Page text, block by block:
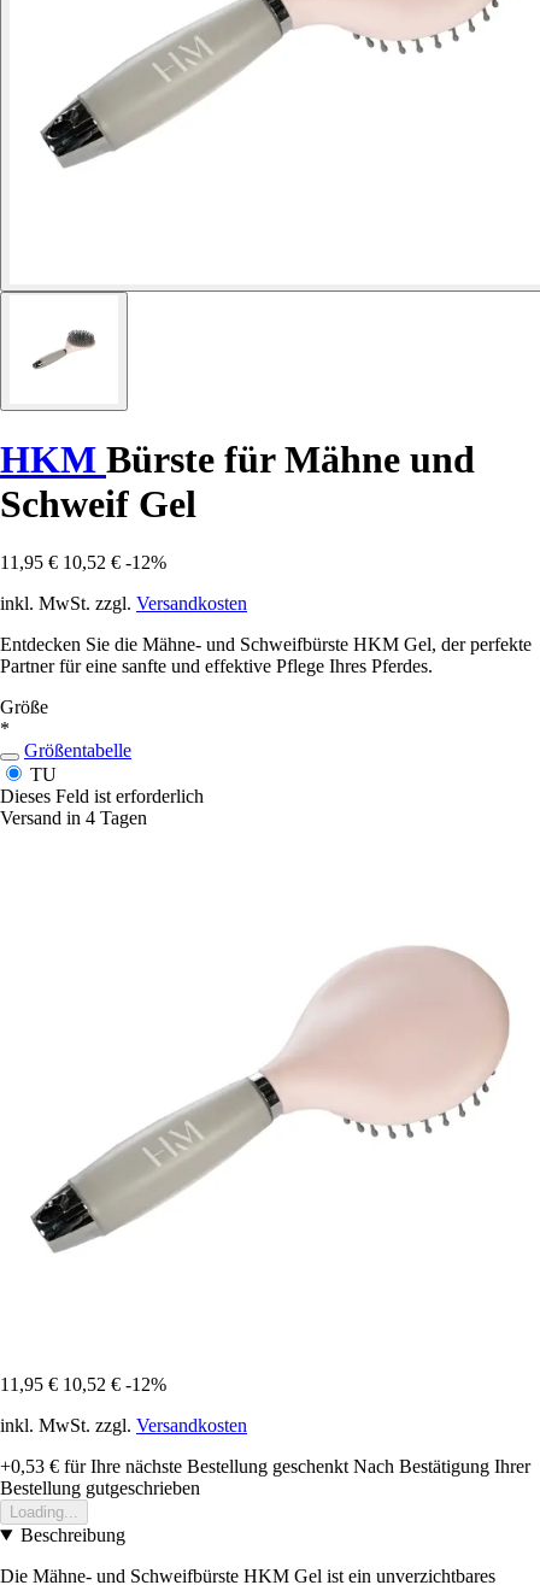
HKM Bürste für Mähne und
Schweif Gel
11,95 € 10,52 € -12%
inkl. MwSt. zzgl. Versandkosten
Entdecken Sie die Mähne- und Schweifbürste HKM Gel, der perfekte
Partner für eine sanfte und effektive Pflege Ihres Pferdes.
Größe
*
Größentabelle
TU
Dieses Feld ist erforderlich
Versand in 4 Tagen
11,95 € 10,52 € -12%
inkl. MwSt. zzgl. Versandkosten
+0,53 € für Ihre nächste Bestellung geschenkt Nach Bestätigung Ihrer
Bestellung gutgeschrieben
Loading...
Beschreibung
Die Mähne- und Schweifbürste HKM Gel ist ein unverzichtbares